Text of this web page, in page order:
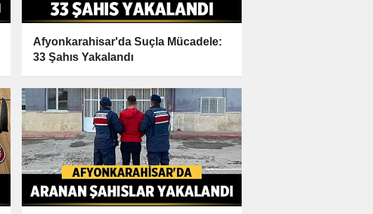
Afyonkarahisar'da Suçla Mücadele:
33 Şahıs Yakalandı